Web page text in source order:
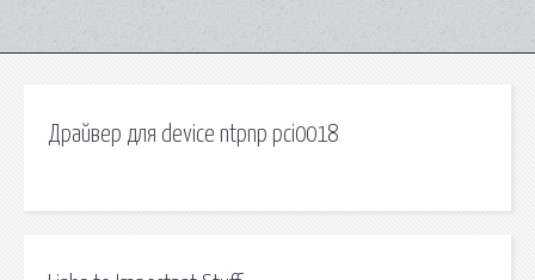
Драйвер для device ntpnp pci0018